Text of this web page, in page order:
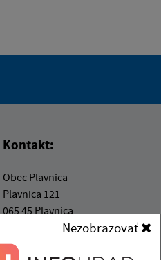
Nezobrazovať
Kontakt:
Obec Plavnica
Plavnica 121
065 45 Plavnica
+421 52 42 83 881